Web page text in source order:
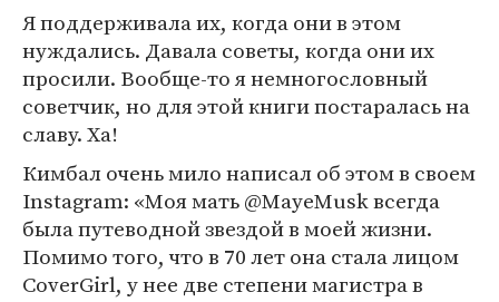
Я поддерживала их, когда они в этом
нуждались. Давала советы, когда они их
просили. Вообще-то я немногословный
советчик, но для этой книги постаралась на
славу. Ха!
Кимбал очень мило написал об этом в своем
Instagram: «Моя мать @MayeMusk всегда
была путеводной звездой в моей жизни.
Помимо того, что в 70 лет она стала лицом
CoverGirl, у нее две степени магистра в